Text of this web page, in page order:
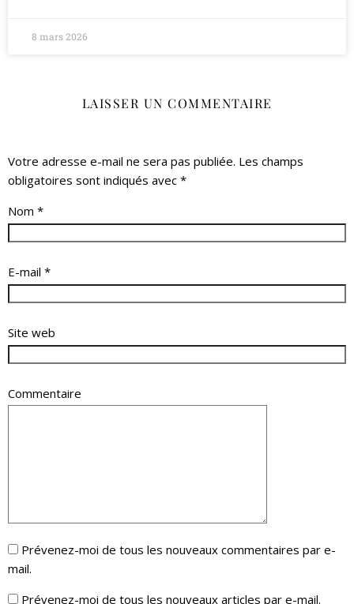
8 mars 2026
LAISSER UN COMMENTAIRE
Votre adresse e-mail ne sera pas publiée. Les champs
obligatoires sont indiqués avec *
Nom *
E-mail *
Site web
Commentaire
Prévenez-moi de tous les nouveaux commentaires par e-
mail.
Prévenez-moi de tous les nouveaux articles par e-mail.